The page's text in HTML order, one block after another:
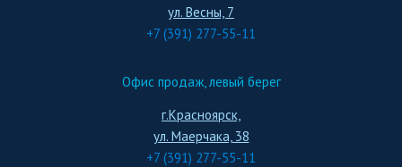
ул. Весны, 7
+7 (391) 277-55-11
Офис продаж, левый берег
г.Красноярск,
ул. Маерчака, 38
+7 (391) 277-55-11